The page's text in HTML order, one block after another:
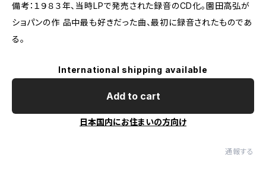
備考：１９８３年、当時LPで発売された録音のCD化。園田高弘が
ショパンの作 品中最も好きだった曲、最初に録音されたものであ
る。
International shipping available
Add to cart
日本国内にお住まいの方向け
通報する